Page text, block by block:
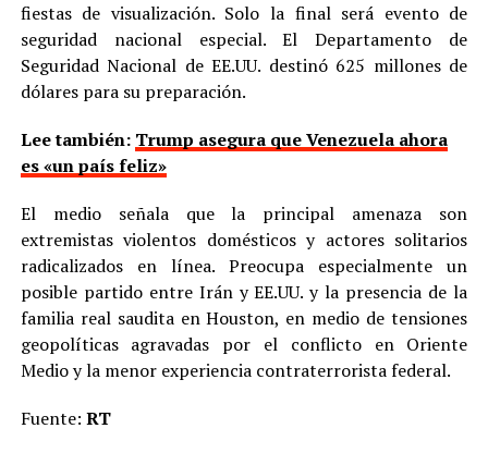
fiestas de visualización. Solo la final será evento de
seguridad nacional especial. El Departamento de
Seguridad Nacional de EE.UU. destinó 625 millones de
dólares para su preparación.
Lee también: Trump asegura que Venezuela ahora
es «un país feliz»
El medio señala que la principal amenaza son
extremistas violentos domésticos y actores solitarios
radicalizados en línea. Preocupa especialmente un
posible partido entre Irán y EE.UU. y la presencia de la
familia real saudita en Houston, en medio de tensiones
geopolíticas agravadas por el conflicto en Oriente
Medio y la menor experiencia contraterrorista federal.
Fuente: RT